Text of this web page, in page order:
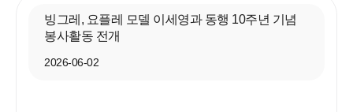
빙그레, 요플레 모델 이세영과 동행 10주년 기념
봉사활동 전개
2026-06-02